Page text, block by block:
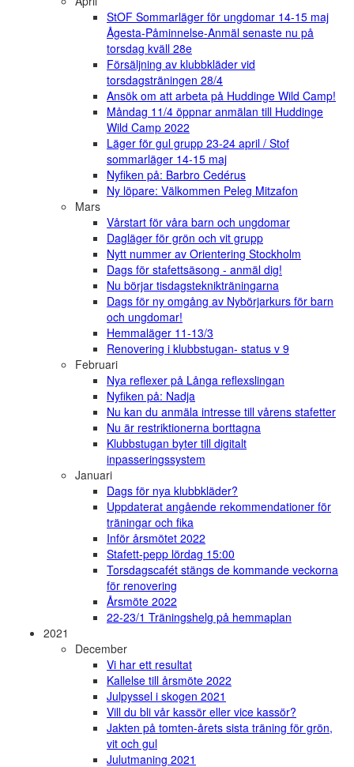
StOF Sommarläger för ungdomar 14-15 maj
Ågesta-Påminnelse-Anmäl senaste nu på
torsdag kväll 28e
Försäljning av klubbkläder vid
torsdagsträningen 28/4
Ansök om att arbeta på Huddinge Wild Camp!
Måndag 11/4 öppnar anmälan till Huddinge
Wild Camp 2022
Läger för gul grupp 23-24 april / Stof
sommarläger 14-15 maj
Nyfiken på: Barbro Cedérus
Ny löpare: Välkommen Peleg Mitzafon
Mars
Vårstart för våra barn och ungdomar
Dagläger för grön och vit grupp
Nytt nummer av Orientering Stockholm
Dags för stafettsäsong - anmäl dig!
Nu börjar tisdagsteknikträningarna
Dags för ny omgång av Nybörjarkurs för barn
och ungdomar!
Hemmaläger 11-13/3
Renovering i klubbstugan- status v 9
Februari
Nya reflexer på Långa reflexslingan
Nyfiken på: Nadja
Nu kan du anmäla intresse till vårens stafetter
Nu är restriktionerna borttagna
Klubbstugan byter till digitalt
inpasseringssystem
Januari
Dags för nya klubbkläder?
Uppdaterat angående rekommendationer för
träningar och fika
Inför årsmötet 2022
Stafett-pepp lördag 15:00
Torsdagscafét stängs de kommande veckorna
för renovering
Årsmöte 2022
22-23/1 Träningshelg på hemmaplan
2021
December
Vi har ett resultat
Kallelse till årsmöte 2022
Julpyssel i skogen 2021
Vill du bli vår kassör eller vice kassör?
Jakten på tomten-årets sista träning för grön,
vit och gul
Julutmaning 2021